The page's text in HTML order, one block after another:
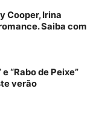
Cooper, Irina
Saiba com
“Rabo de Peixe”
verão